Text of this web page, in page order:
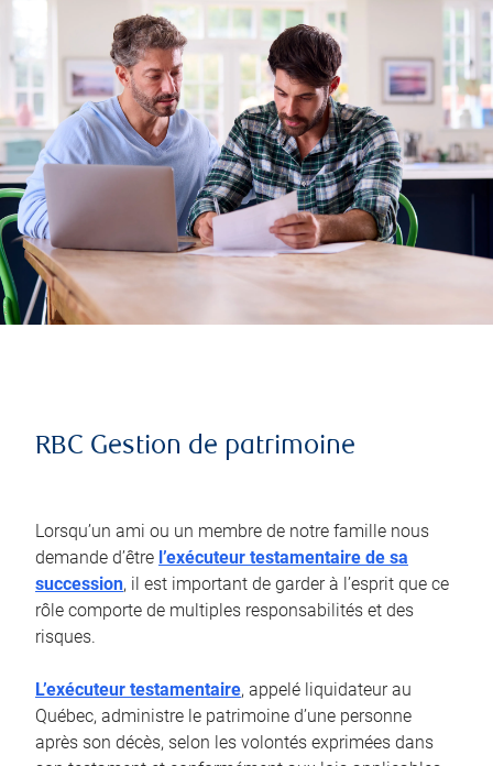
RBC Gestion de patrimoine
Lorsqu’un ami ou un membre de notre famille nous
demande d’être l’exécuteur testamentaire de sa
succession, il est important de garder à l’esprit que ce
rôle comporte de multiples responsabilités et des
risques.
L’exécuteur testamentaire, appelé liquidateur au
Québec, administre le patrimoine d’une personne
après son décès, selon les volontés exprimées dans